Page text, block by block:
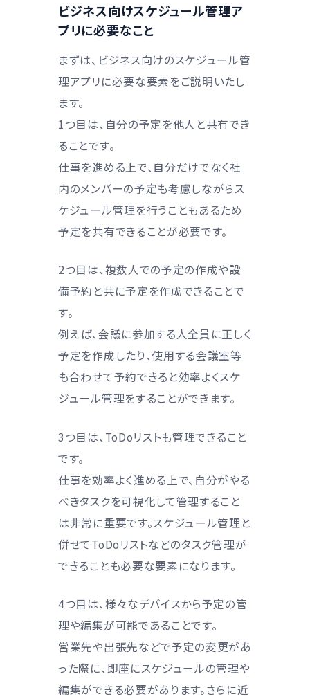
ビジネス向けスケジュール管理ア
プリに必要なこと
まずは、ビジネス向けのスケジュール管
理アプリに必要な要素をご説明いたし
ます。
1つ目は、自分の予定を他人と共有でき
ることです。
仕事を進める上で、自分だけでなく社
内のメンバーの予定も考慮しながらス
ケジュール管理を行うこともあるため
予定を共有できることが必要です。
2つ目は、複数人での予定の作成や設
備予約と共に予定を作成できることで
す。
例えば、会議に参加する人全員に正しく
予定を作成したり、使用する会議室等
も合わせて予約できると効率よくスケ
ジュール管理をすることができます。
3つ目は、ToDoリストも管理できること
です。
仕事を効率よく進める上で、自分がやる
べきタスクを可視化して管理すること
は非常に重要です。スケジュール管理と
併せてToDoリストなどのタスク管理が
できることも必要な要素になります。
4つ目は、様々なデバイスから予定の管
理や編集が可能であることです。
営業先や出張先などで予定の変更があ
った際に、即座にスケジュールの管理や
編集ができる必要があります。さらに近